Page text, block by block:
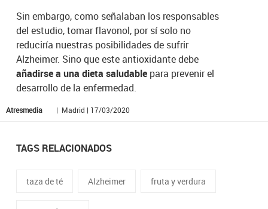
Sin embargo, como señalaban los responsables
del estudio, tomar flavonol, por sí solo no
reduciría nuestras posibilidades de sufrir
Alzheimer. Sino que este antioxidante debe
añadirse a una dieta saludable para prevenir el
desarrollo de la enfermedad.
Atresmedia | Madrid | 17/03/2020
TAGS RELACIONADOS
taza de té Alzheimer fruta y verdura